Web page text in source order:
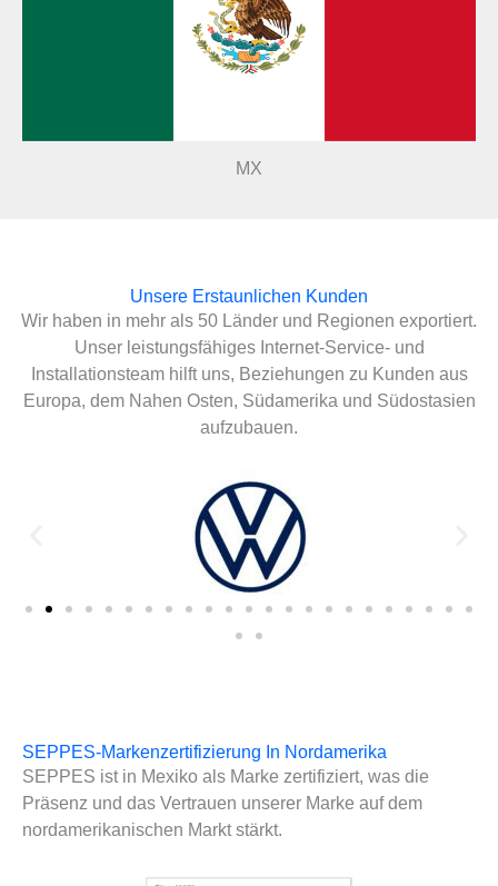
MX
Unsere Erstaunlichen Kunden
Wir haben in mehr als 50 Länder und Regionen exportiert.
Unser leistungsfähiges Internet-Service- und
Installationsteam hilft uns, Beziehungen zu Kunden aus
Europa, dem Nahen Osten, Südamerika und Südostasien
aufzubauen.
SEPPES-Markenzertifizierung In Nordamerika
SEPPES ist in Mexiko als Marke zertifiziert, was die
Präsenz und das Vertrauen unserer Marke auf dem
nordamerikanischen Markt stärkt.